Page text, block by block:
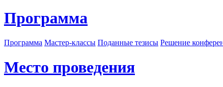
Программа
Программа Мастер-классы Поданные тезисы Решение
Место проведения